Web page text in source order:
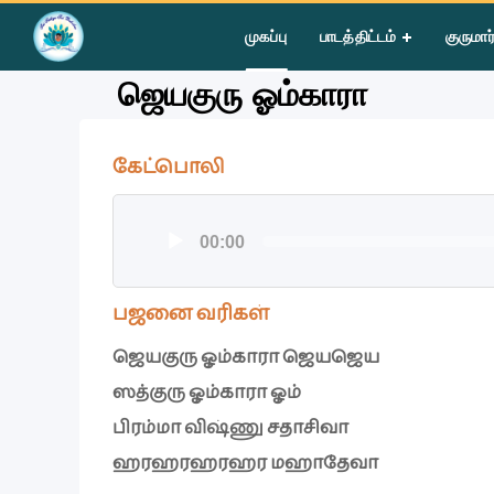
முகப்பு பாடத்திட்டம்
Group I»Year I »Group Singing
ஜெயகுரு ஓம்காரா
கேட்பொலி
00:00
பஜனை வரிகள்
ஜெயகுரு ஓம்காரா ஜெயஜெய
ஸத்குரு ஓம்காரா ஓம்
பிரம்மா விஷ்ணு சதாசிவா
ஹரஹரஹரஹர மஹாதேவா